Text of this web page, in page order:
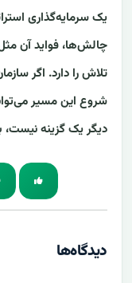
یک سرمایه‌گذاری
چالش‌ها، فواید آن
تلاش را دارد. اگر
شروع این مسیر
دیگر یک گزینه
دیدگاه‌ها